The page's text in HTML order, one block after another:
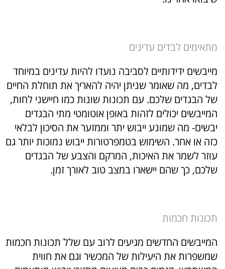
מתאימים לבדים עדינים
מייבשים ידידותיים לסביבה נועדו להיות עדינים במיוחד
לבדים, מה שאומר שניתן יהיה להאריך את תוחלת החיים
של הבגדים שלכם. עם תכונות שונות כמו חיישני לחות,
המייבשים יכולים לזהות באופן אוטומטי מתי הבגדים
יבשים- מה שמונע ייבוש יתר וממזער את הסיכון לבלאי
כזה או אחר. השימוש בטמפרטורות ייבוש נמוכות יותר גם
עוזר לשמר את האיכות, המרקם והצבע של הבגדים
שלכם, כך שהם יישארו במצב טוב לאורך זמן.
תכונות חכמות
המייבשים החדשים מגיעים לרוב עם שלל תכונות חכמות
שמשפרות את היעילות של המכשיר וגם את חווית